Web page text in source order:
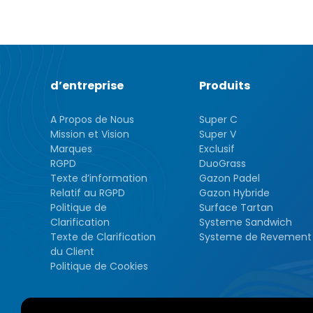
d’entreprise
A Propos de Nous
Mission et Vision
Marques
RGPD
Texte d’information
Relatif au RGPD
Politique de
Clarification
Texte de Clarification
du Client
Politique de Cookies
Produits
Super C
Super V
Exclusif
DuoGrass
Gazon Padel
Gazon Hybride
Surface Tartan
Systeme Sandwich
Systeme de Revement
Çerezlerin
Birçok
reddetme,
cihazınıza
Aynı
Çerezleri
gerekebilir,
sitesindeki
aşağıdaki
İnternet Sitesi
Politikası
sahiplerinin
Adres: